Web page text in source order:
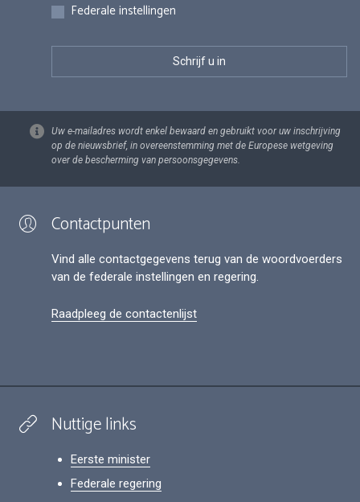
Federale instellingen
Uw e-mailadres wordt enkel bewaard en gebruikt voor uw inschrijving
op de nieuwsbrief, in overeenstemming met de Europese wetgeving
over de bescherming van persoonsgegevens.
Contactpunten
Vind alle contactgegevens terug van de woordvoerders
van de federale instellingen en regering.
Raadpleeg de contactenlijst
Nuttige links
Eerste minister
Federale regering